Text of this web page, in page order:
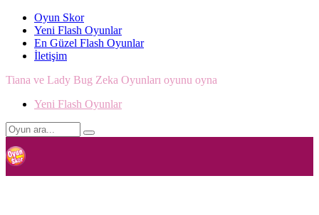
Oyun Skor
Yeni Flash Oyunlar
En Güzel Flash Oyunlar
İletişim
Tiana ve Lady Bug Zeka Oyunları oyunu oyna
Yeni Flash Oyunlar